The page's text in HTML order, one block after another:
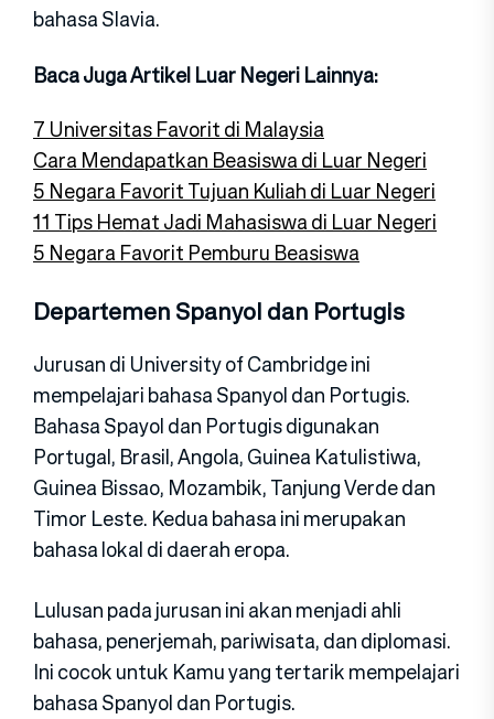
bahasa Slavia.
Baca Juga Artikel Luar Negeri Lainnya:
7 Universitas Favorit di Malaysia
Cara Mendapatkan Beasiswa di Luar Negeri
5 Negara Favorit Tujuan Kuliah di Luar Negeri
11 Tips Hemat Jadi Mahasiswa di Luar Negeri
5 Negara Favorit Pemburu Beasiswa
Departemen Spanyol dan Portugis
Jurusan di University of Cambridge ini
mempelajari bahasa Spanyol dan Portugis.
Bahasa Spayol dan Portugis digunakan
Portugal, Brasil, Angola, Guinea Katulistiwa,
Guinea Bissao, Mozambik, Tanjung Verde dan
Timor Leste. Kedua bahasa ini merupakan
bahasa lokal di daerah eropa.
Lulusan pada jurusan ini akan menjadi ahli
bahasa, penerjemah, pariwisata, dan diplomasi.
Ini cocok untuk Kamu yang tertarik mempelajari
bahasa Spanyol dan Portugis.